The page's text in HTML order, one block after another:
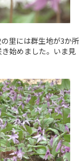
里には群生地が3か所
始めました。いま見